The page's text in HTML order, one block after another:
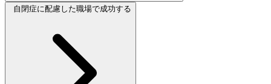
自閉症に配慮した職場で成功する